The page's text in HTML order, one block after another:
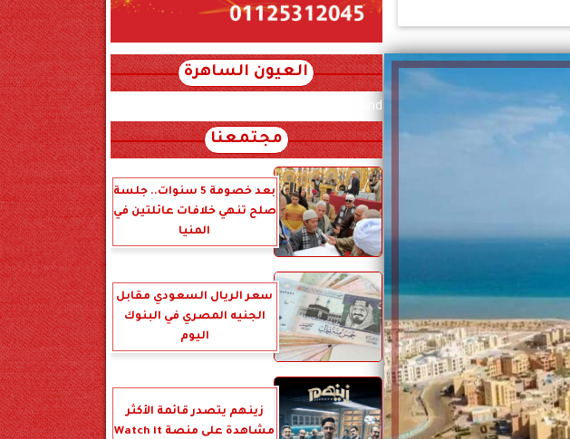
العيون الساهرة
xml_json/rss/~12.xml x0n not found
مجتمعنا
بعد خصومة 5 سنوات.. جلسة
صلح تنهي خلافات عائلتين في
المنيا
‎سعر الريال السعودي مقابل
الجنيه المصري في البنوك
اليوم
زينهم يتصدر قائمة الأكثر
مشاهدة على منصة Watch it